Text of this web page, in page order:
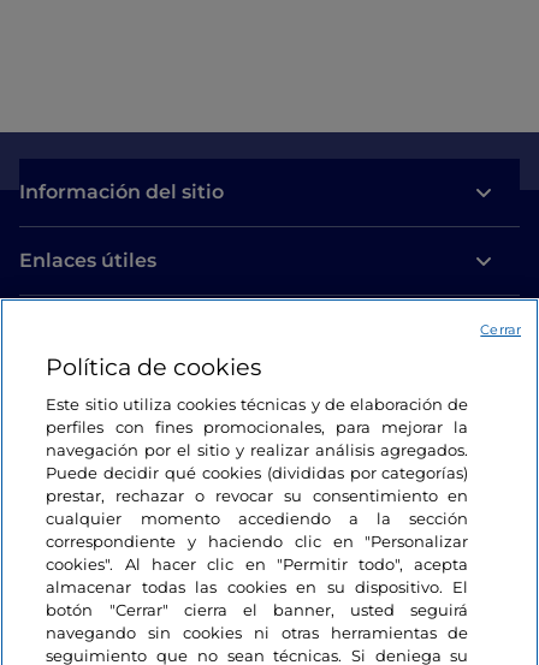
Información del sitio
Enlaces útiles
Estamos en contacto
Política de cookies
Este sitio utiliza cookies técnicas y de elaboración de
perfiles con fines promocionales, para mejorar la
navegación por el sitio y realizar análisis agregados.
Puede decidir qué cookies (divididas por categorías)
prestar, rechazar o revocar su consentimiento en
cualquier momento accediendo a la sección
correspondiente y haciendo clic en "Personalizar
cookies". Al hacer clic en "Permitir todo", acepta
almacenar todas las cookies en su dispositivo. El
botón "Cerrar" cierra el banner, usted seguirá
navegando sin cookies ni otras herramientas de
seguimiento que no sean técnicas. Si deniega su
Cerrar